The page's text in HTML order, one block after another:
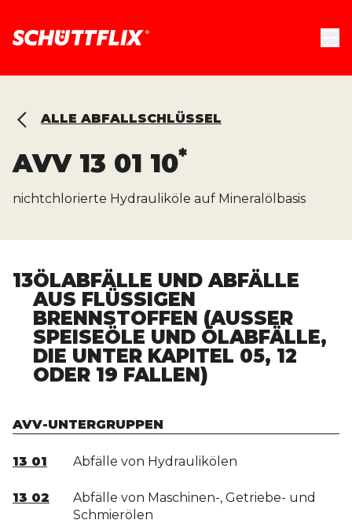
ALLE ABFALLSCHLÜSSEL
AVV 13 01 10*
nichtchlorierte Hydrauliköle auf Mineralölbasis
13ÖLABFÄLLE UND ABFÄLLE
AUS FLÜSSIGEN
BRENNSTOFFEN (AUSSER S
PEISEÖLE UND ÖLABFÄLLE, D
IE UNTER KAPITEL 05, 12 O
DER 19 FALLEN)
AVV-UNTERGRUPPEN
13 01 Abfälle von Hydraulikölen
13 02
Abfälle von Maschinen-, Getriebe- und
Schmierölen